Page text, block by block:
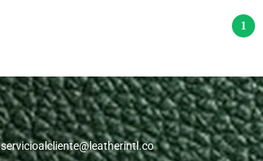
1
servicioalcliente@leatherintl.co